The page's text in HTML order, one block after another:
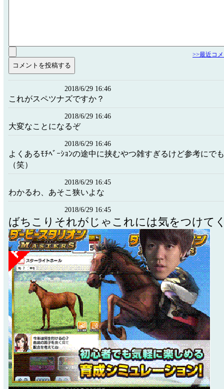
>>最近コ
2018/6/29 16:46
これがスペツナズですか？
2018/6/29 16:46
大変なことになるぞ
2018/6/29 16:46
よくあるﾓﾁﾍﾞｰｼｮﾝの途中に挟むやつ雑すぎるけど参考にで
（笑）
2018/6/29 16:45
わかるわ、あそこ狭いよな
2018/6/29 16:45
ばちこりそれがじゃこれには気をつけて